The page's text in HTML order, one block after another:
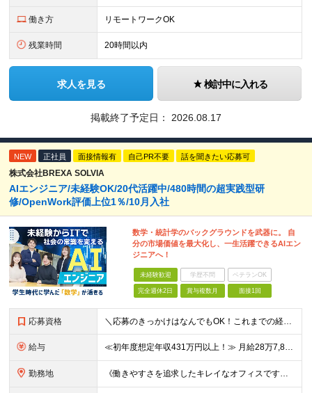
働き方 リモートワークOK
残業時間 20時間以内
求人を見る 検討中に入れる
掲載終了予定日： 2026.08.17
NEW 正社員 面接情報有 自己PR不要 話を聞きたい応募可
株式会社BREXA SOLVIA
AIエンジニア/未経験OK/20代活躍中/480時間の超実践型研
修/OpenWork評価上位1％/10月入社
数学・統計学のバックグラウンドを武器に。 自
分の市場価値を最大化し、一生活躍できるAIエン
ジニアへ！
未経験歓迎 学歴不問 ベテランOK
完全週休2日 賞与複数月 面接1回
応募資格 ＼応募のきっかけはなんでもOK！これまでの経験よりも「ITに興味がある」「前職の経験を活かしてキャリアチェンジしたい」という気持ちを重視しています／ ◆年齢30歳まで（若年層の長期キャリア形成のため
給与 ≪初年度想定年収431万円以上！≫ 月給28万7,825円～＋賞与年2回 ※上記金額には月20時間分(3万8,900円～)の見込み残業代を含み、超過した分は別途全額支給します。 ※経験やスキルを考慮
勤務地 《働きやすさを追求したキレイなオフィスです！》 【本社】 東京都新宿区新宿4-3-25 TOKYU REIT新宿ビル8F 【ラーニングセンター】 東京都渋谷区千駄ヶ谷5-32-10 南新宿SKビル6